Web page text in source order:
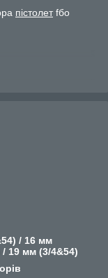
пістолетfбо
/ 16 мм
19 мм (3/4&54)